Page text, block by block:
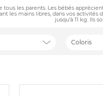
les parents. Les bébés
les mains libres, dans vos
jusqu’à 11 kg. Ils
Coloris